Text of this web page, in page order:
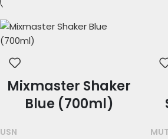
Mixmaster Shaker
Blue (700ml)
USN